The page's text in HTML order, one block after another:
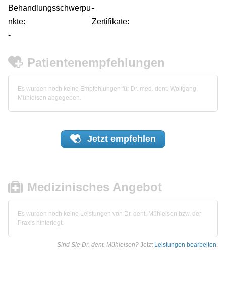
Behandlungsschwerpu
nkte:
-
Zertifikate:
-
Patientenempfehlungen
Es wurden noch keine Empfehlungen für Dr. med. dent. Wolfgang
Mühleisen abgegeben.
Jetzt empfehlen
Medizinisches Angebot
Es wurden noch keine Leistungen von Dr. dent. Mühleisen bzw. der
Praxis hinterlegt.
Sind Sie Dr. dent. Mühleisen? Jetzt Leistungen bearbeiten.